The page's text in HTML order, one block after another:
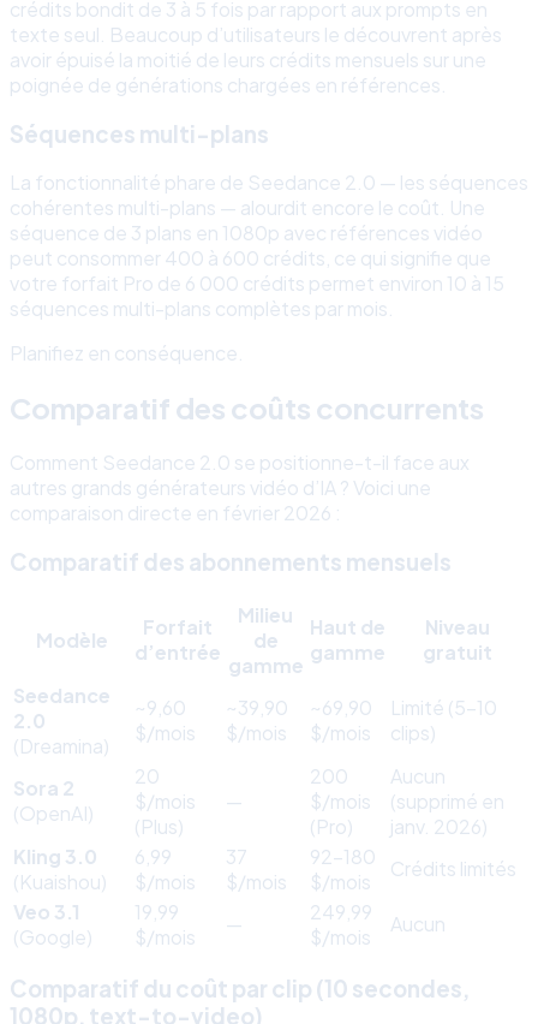
crédits bondit de 3 à 5 fois par rapport aux prompts en
texte seul. Beaucoup d’utilisateurs le découvrent après
avoir épuisé la moitié de leurs crédits mensuels sur une
poignée de générations chargées en références.
Séquences multi-plans
La fonctionnalité phare de Seedance 2.0 — les séquences
cohérentes multi-plans — alourdit encore le coût. Une
séquence de 3 plans en 1080p avec références vidéo
peut consommer 400 à 600 crédits, ce qui signifie que
votre forfait Pro de 6 000 crédits permet environ 10 à 15
séquences multi-plans complètes par mois.
Planifiez en conséquence.
Comparatif des coûts concurrents
Comment Seedance 2.0 se positionne-t-il face aux
autres grands générateurs vidéo d’IA ? Voici une
comparaison directe en février 2026 :
Comparatif des abonnements mensuels
Modèle
Forfait
d’entrée
Milieu
de
gamme
Haut de
gamme
Niveau
gratuit
Seedance
2.0
(Dreamina)
~9,60
$/mois
~39,90
$/mois
~69,90
$/mois
Limité (5-10
clips)
Sora 2
(OpenAI)
20
$/mois
(Plus)
—
200
$/mois
(Pro)
Aucun
(supprimé en
janv. 2026)
Kling 3.0
(Kuaishou)
6,99
$/mois
37
$/mois
92-180
$/mois
Crédits limités
Veo 3.1
(Google)
19,99
$/mois
—
249,99
$/mois
Aucun
Comparatif du coût par clip (10 secondes,
1080p, text-to-video)